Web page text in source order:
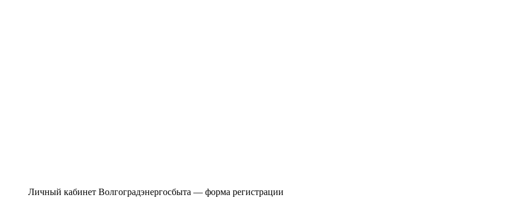
Личный кабинет Волгоградэнергосбыта — форма регистрации